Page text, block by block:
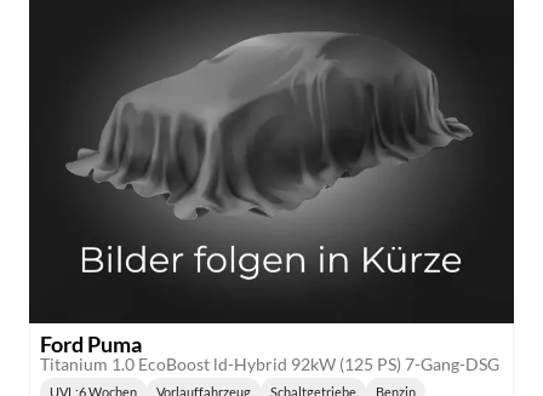
Ford Puma
Titanium 1.0 EcoBoost ld-Hybrid 92kW (125 PS) 7-Gang-DSG
UVL :6 Wochen Vorlauffahrzeug Schaltgetriebe Benzin